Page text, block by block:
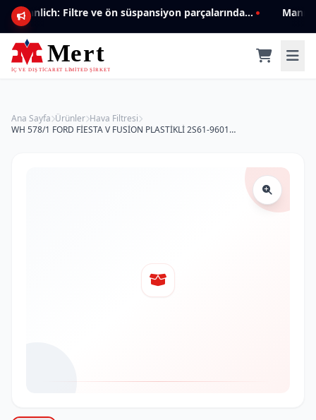
Mannlich: Filtre ve ön süspansiyon parçalarında genişleyen ürün yelpazesiyle kalite ve güven.
Ana Sayfa Ürünler Hava Filtresi
WH 578/1 FORD FİESTA V FUSİON PLASTİKLİ 2S61-9601-CA Hava Filtresi